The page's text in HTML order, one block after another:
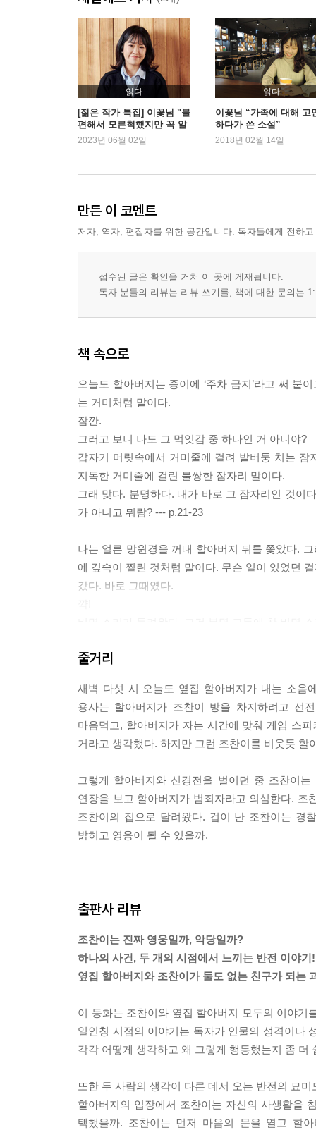
꼬맹이의 노크
악당의 등장
작전명: 은밀한 복수
또 다른 전쟁일까?
진짜 영웅의 탄생
악당의 초대장
작가의 말
읽다
[젊은 작가 특집] 이꽃님 "불
편해서 모른척했지만 꼭 알
아야 하는 이야기"
2023년 06월 02일
읽다
이꽃님 “가족에 대해 고
하다가 쓴 소설”
2018년 02월 14일
만든 이 코멘트
저자, 역자, 편집자를 위한 공간입니다. 독자들에게 전하
접수된 글은 확인을 거쳐 이 곳에 게재됩니다.
독자 분들의 리뷰는 리뷰 쓰기를, 책에 대한 문의는
책 속으로
오늘도 할아버지는 종이에 ‘주차 금지’라고 써
는 거미처럼 말이다.
잠깐.
그러고 보니 나도 그 먹잇감 중 하나인 거 아니야?
갑자기 머릿속에서 거미줄에 걸려 발버둥 치는
지독한 거미줄에 걸린 불쌍한 잠자리 말이다.
그래 맞다. 분명하다. 내가 바로 그 잠자리인 것이
가 아니고 뭐람? --- p.21-23
나는 얼른 망원경을 꺼내 할아버지 뒤를 쫓았다.
에 깊숙이 찔린 것처럼 말이다. 무슨 일이 있었던
갔다. 바로 그때였다.
비명 소리가 들려왔다. 그건 분명 고통에 찬 비명
위한 것처럼 말이다.
녀석의 누나는 내 대답이 영 마음에 들지 않는다
“진짜 끝내줘요! 소리까지 들리니까 꼭 게임 속에
군인의 명예를 걸고 맹세하는데, 그때 나는 녀석에
니 내 머리가 어떻게 되었는지 모를 일이다.
“야! 김조찬, 정신 차려!”
녀석의 누나가 녀석의 옷자락을 잡아끌었다.
“당장 나와! 집에 갈 거야.”
줄거리
새벽 다섯 시 오늘도 옆집 할아버지가 내는 소음
용사는 할아버지가 조찬이 방을 차지하려고 선
마음먹고, 할아버지가 자는 시간에 맞춰 게임 스
거라고 생각했다. 하지만 그런 조찬이를 비웃듯
그렇게 할아버지와 신경전을 벌이던 중 조찬이
연장을 보고 할아버지가 범죄자라고 의심한다.
조찬이의 집으로 달려왔다. 겁이 난 조찬이는
밝히고 영웅이 될 수 있을까.
출판사 리뷰
조찬이는 진짜 영웅일까, 악당일까?
하나의 사건, 두 개의 시점에서 느끼는 반전 이야기!
옆집 할아버지와 조찬이가 둘도 없는 친구가 되는
이 동화는 조찬이와 옆집 할아버지 모두의 이야
일인칭 시점의 이야기는 독자가 인물의 성격이나
각각 어떻게 생각하고 왜 그렇게 행동했는지 좀 더
또한 두 사람의 생각이 다른 데서 오는 반전의 묘
할아버지의 입장에서 조찬이는 자신의 사생활을
택했을까. 조찬이는 먼저 마음의 문을 열고 할